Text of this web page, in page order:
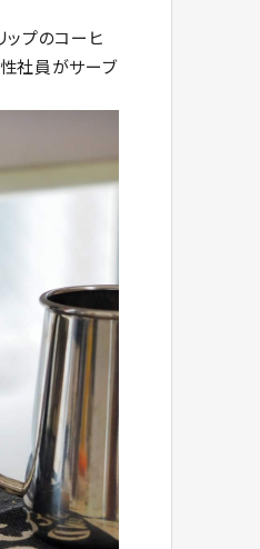
ップのコーヒ
社員がサーブ